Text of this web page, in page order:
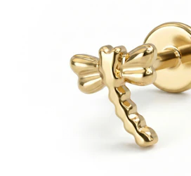
Bodymod Essentials